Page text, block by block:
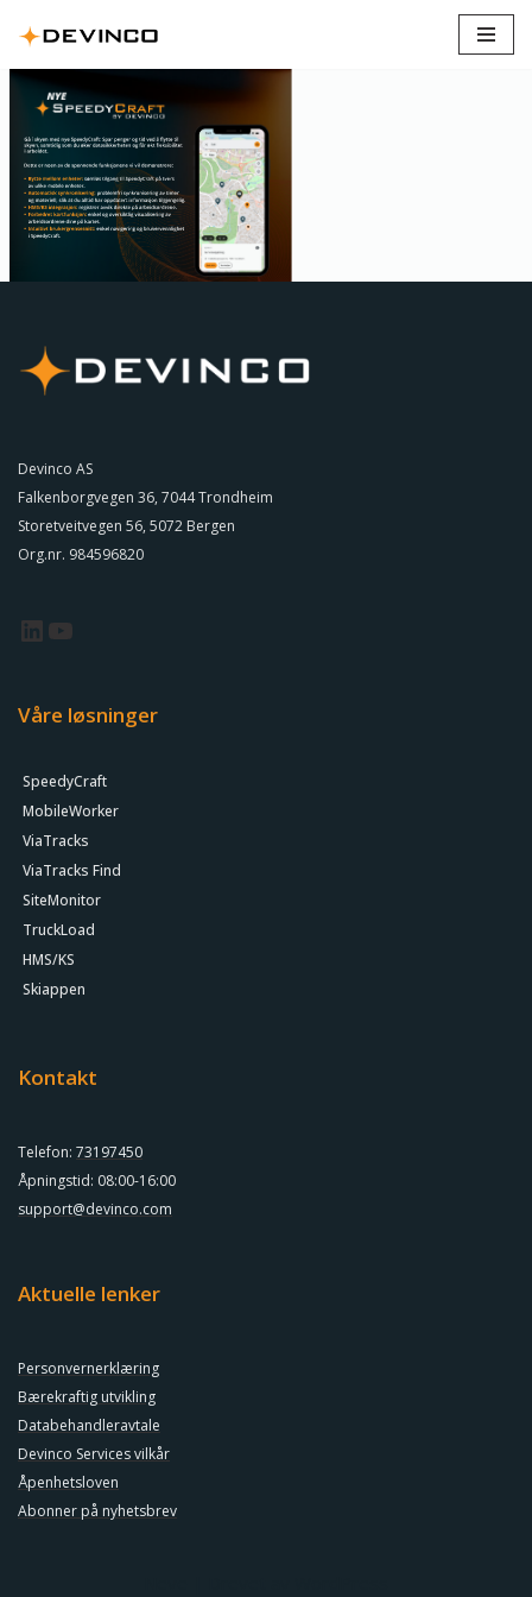
Hopp
innholdet
Devinco AS
Falkenborgvegen 36, 7044 Trondheim
Storetveitvegen 56, 5072 Bergen
Org.nr. 984596820
Våre løsninger
SpeedyCraft
MobileWorker
ViaTracks
ViaTracks Find
SiteMonitor
TruckLoad
HMS/KS
Skiappen
Kontakt
Telefon: 73197450
Åpningstid: 08:00-16:00
support@devinco.com
Aktuelle lenker
Personvernerklæring
Bærekraftig utvikling
Databehandleravtale
Devinco Services vilkår
Åpenhetsloven
Abonner på nyhetsbrev